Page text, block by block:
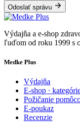
Odoslať správu
Výdajňa a e-shop
ľuďom od roku 1999 s
Medke Plus
Výdajňa
E-shop ·
Požičanie
E-poukaz
Recenzie